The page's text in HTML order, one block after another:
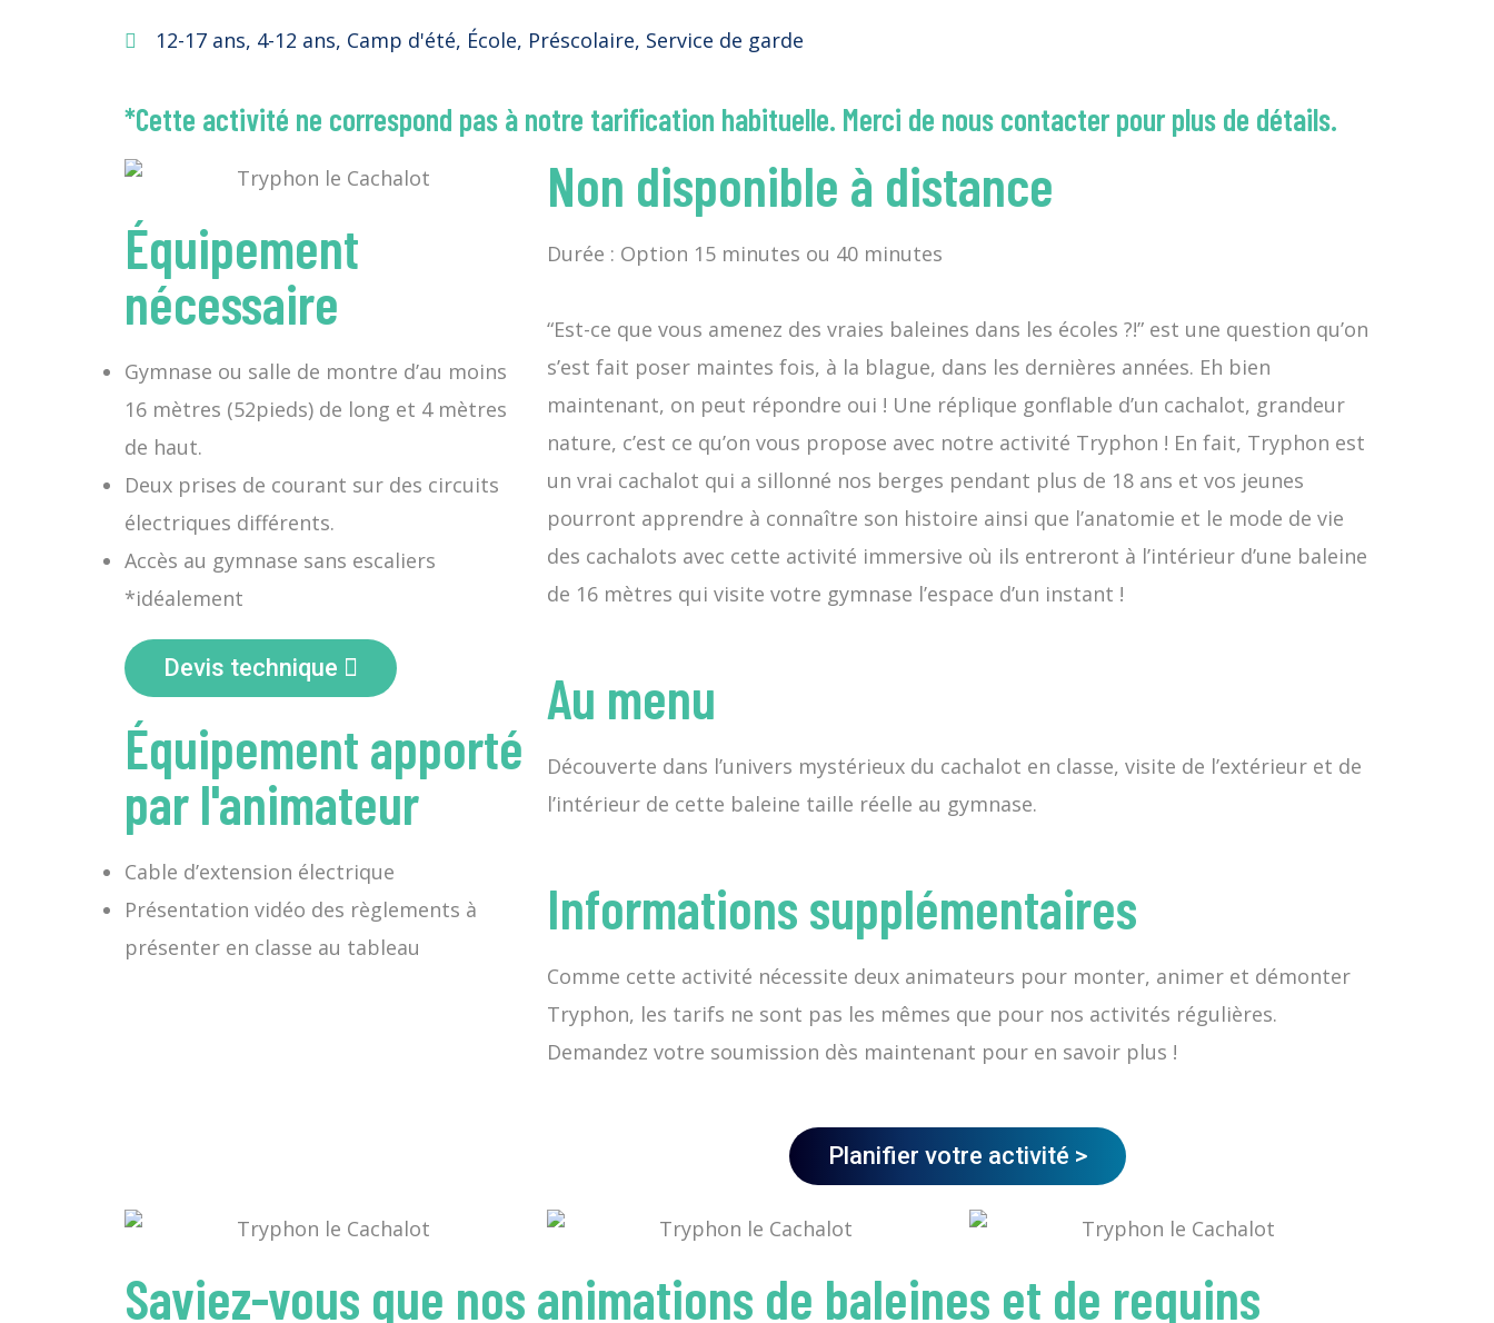
12-17 ans, 4-12 ans, Camp d'été, École, Préscolaire, Service de garde
*Cette activité ne correspond pas à notre tarification habituelle. Merci de nous contacter pour plus de détails.
Équipement
nécessaire
Gymnase ou salle de montre d’au moins
16 mètres (52pieds) de long et 4 mètres
de haut.
Deux prises de courant sur des circuits
électriques différents.
Accès au gymnase sans escaliers
*idéalement
Devis technique
Équipement apporté
par l'animateur
Cable d’extension électrique
Présentation vidéo des règlements à
présenter en classe au tableau
Non disponible à distance
Durée : Option 15 minutes ou 40 minutes
“Est-ce que vous amenez des vraies baleines dans les écoles ?!” est une question qu’on
s’est fait poser maintes fois, à la blague, dans les dernières années. Eh bien
maintenant, on peut répondre oui ! Une réplique gonflable d’un cachalot, grandeur
nature, c’est ce qu’on vous propose avec notre activité Tryphon ! En fait, Tryphon est
un vrai cachalot qui a sillonné nos berges pendant plus de 18 ans et vos jeunes
pourront apprendre à connaître son histoire ainsi que l’anatomie et le mode de vie
des cachalots avec cette activité immersive où ils entreront à l’intérieur d’une baleine
de 16 mètres qui visite votre gymnase l’espace d’un instant !
Au menu
Découverte dans l’univers mystérieux du cachalot en classe, visite de l’extérieur et de
l’intérieur de cette baleine taille réelle au gymnase.
Informations supplémentaires
Comme cette activité nécessite deux animateurs pour monter, animer et démonter
Tryphon, les tarifs ne sont pas les mêmes que pour nos activités régulières.
Demandez votre soumission dès maintenant pour en savoir plus !
Planifier votre activité >
Saviez-vous que nos animations de baleines et de requins